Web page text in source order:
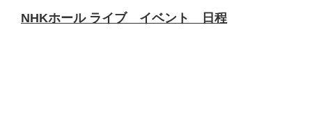
NHKホール ライブ イベント 日程